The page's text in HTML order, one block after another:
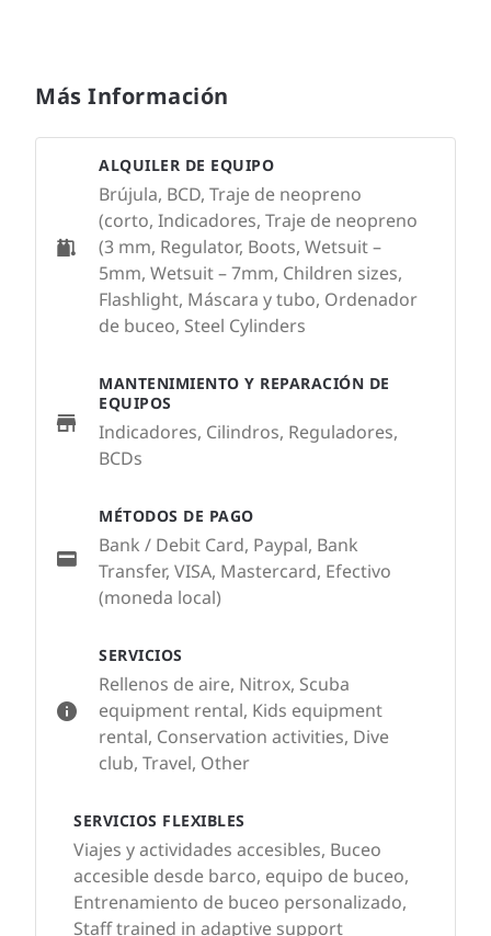
Más Información
SERVICIOS
Rellenos de aire, Nitrox, Scuba
equipment rental, Kids equipment
rental, Conservation activities, Dive
club, Travel, Other
SERVICIOS FLEXIBLES
Viajes y actividades accesibles, Buceo
accesible desde barco, equipo de buceo,
Entrenamiento de buceo personalizado,
Staff trained in adaptive support
ALQUILER DE EQUIPO
Brújula, BCD, Traje de neopreno
(corto, Indicadores, Traje de neopreno
(3 mm, Regulator, Boots, Wetsuit –
5mm, Wetsuit – 7mm, Children sizes,
Flashlight, Máscara y tubo, Ordenador
de buceo, Steel Cylinders
MANTENIMIENTO Y REPARACIÓN DE
EQUIPOS
Indicadores, Cilindros, Reguladores,
BCDs
MÉTODOS DE PAGO
Bank / Debit Card, Paypal, Bank
Transfer, VISA, Mastercard, Efectivo
(moneda local)